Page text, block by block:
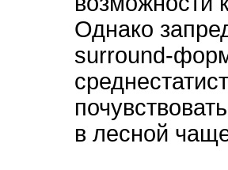
Однако
surround-
в лесной